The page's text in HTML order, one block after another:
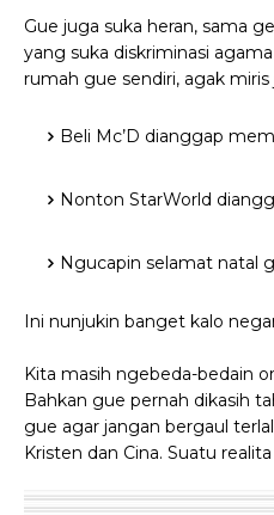
Gue juga suka heran, sama
yang suka diskriminasi
rumah gue sendiri, agak miris
Beli Mc’D dianggap
Nonton StarWorld
Ngucapin selamat natal
Ini nunjukin banget kalo
Kita masih ngebeda-bedain
Bahkan gue pernah dikasih
gue agar jangan bergaul
Kristen dan Cina. Suatu